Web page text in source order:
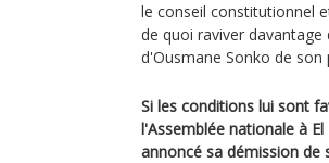
le conseil constitutionnel
de quoi raviver
d'Ousmane Sonko de
Si les conditions lui sont
l'Assemblée nationale à
annoncé sa démission de